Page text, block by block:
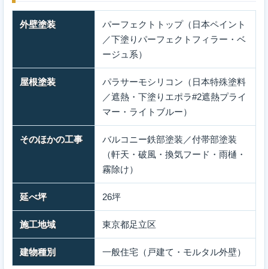
外壁塗装
パーフェクトトップ（日本ペイント
／下塗りパーフェクトフィラー・ベ
ージュ系）
屋根塗装
パラサーモシリコン（日本特殊塗料
／遮熱・下塗りエポラ#2遮熱プライ
マー・ライトブルー）
そのほかの工事
バルコニー鉄部塗装／付帯部塗装
（軒天・破風・換気フード・雨樋・
霧除け）
延べ坪 26坪
施工地域 東京都足立区
建物種別 一般住宅（戸建て・モルタル外壁）